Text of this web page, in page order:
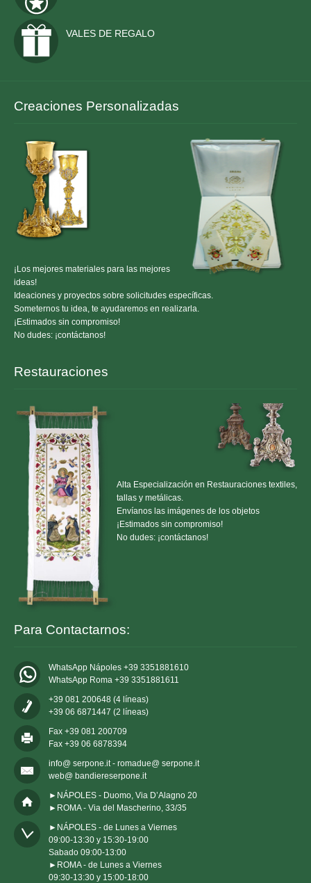
VALES DE REGALO
Creaciones Personalizadas
¡Los mejores materiales para las mejores
ideas!
Ideaciones y proyectos sobre solicitudes específicas.
Someternos tu idea, te ayudaremos en realizarla.
¡Estimados sin compromiso!
No dudes: ¡contáctanos!
Restauraciones
Alta Especialización en Restauraciones textiles,
tallas y metálicas.
Envíanos las imágenes de los objetos
¡Estimados sin compromiso!
No dudes: ¡contáctanos!
Para Contactarnos:
WhatsApp Nápoles +39 3351881610
WhatsApp Roma +39 3351881611
+39 081 200648 (4 líneas)
+39 06 6871447 (2 líneas)
Fax +39 081 200709
Fax +39 06 6878394
info@ serpone.it - romadue@ serpone.it
web@ bandiereserpone.it
►NÁPOLES - Duomo, Via D’Alagno 20
►ROMA - Via del Mascherino, 33/35
►NÁPOLES - de Lunes a Viernes
09:00-13:30 y 15:30-19:00
Sabado 09:00-13:00
►ROMA - de Lunes a Viernes
09:30-13:30 y 15:00-18:00